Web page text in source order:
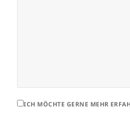
ICH MÖCHTE GERNE MEHR